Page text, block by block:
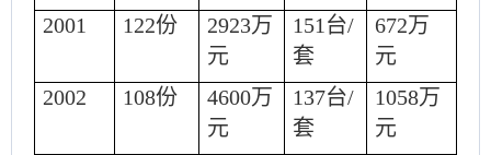
2001
122份 2923万
元
151 台/
套
672万
元
2002
108份 4600万
元
137台/
套
1058万
元